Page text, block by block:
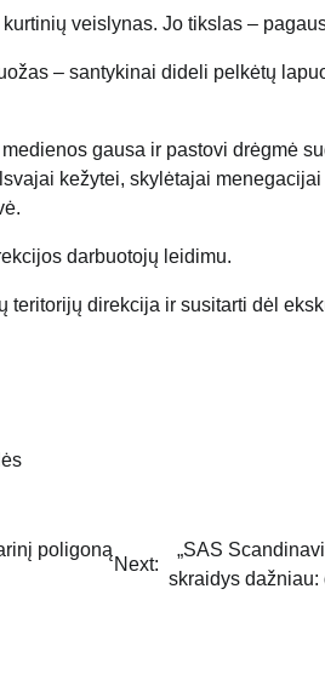
veislynas. Jo tikslas –
– santykinai dideli pelkėtų
gausa ir pastovi drėgmė
kežytei, skylėtajai
darbuotojų leidimu.
teritorijų direkcija ir susitarti dėl
poligoną
Next:
„SAS
skraidys dažniau: